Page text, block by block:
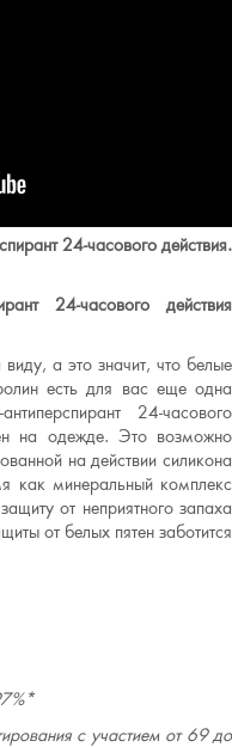
24-часового действия.
24-часового действия
а это значит, что белые
есть для вас еще одна
24-часового
на одежде. Это возможно
на действии силикона
как минеральный комплекс
от неприятного запаха
от белых пятен заботится
с участием от 69 до